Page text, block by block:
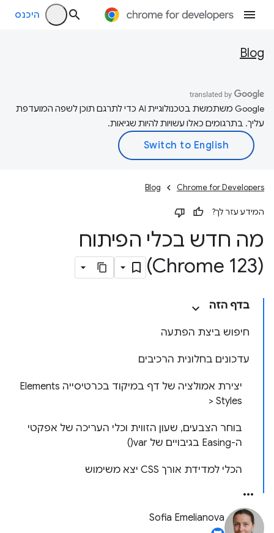
היכנס
Blog
‫Google משתמשת בטכנולוגיית AI כדי לתרגם תוכן לשפה המועדפת
עליך. בתרגומים כאלו עשויות להיות שגיאות.
Chrome for Developers
Blog
המידע עזר לך?
מה חדש בכלי הפיתוח
(Chrome 123)
בדף הזה
חיפוש ביצת הפתעה
עדכונים בחלונית הרכיבים
יצירת אמולציה של דף במיקוד בכרטיסייה Elements
> Styles
בוחר הצבעים, שעון הזווית וכלי העריכה של אפקטי
ה-Easing בגיבויים של var()
הכלי למדידת אורך CSS יצא משימוש
Sofia Emelianova